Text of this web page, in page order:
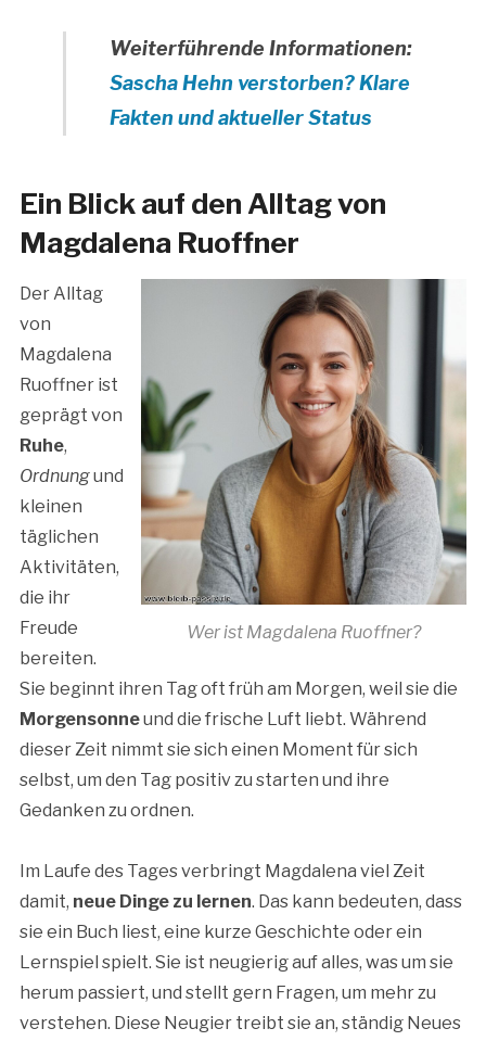
Weiterführende Informationen:
Sascha Hehn verstorben? Klare
Fakten und aktueller Status
Ein Blick auf den Alltag von
Magdalena Ruoffner
Wer ist Magdalena Ruoffner?
Der Alltag
von
Magdalena
Ruoffner ist
geprägt von
Ruhe,
Ordnungund
kleinen
täglichen
Aktivitäten,
die ihr
Freude
bereiten.
Sie beginnt ihren Tag oft früh am Morgen, weil sie die
Morgensonneund die frische Luft liebt. Während
dieser Zeit nimmt sie sich einen Moment für sich
selbst, um den Tag positiv zu starten und ihre
Gedanken zu ordnen.
Im Laufe des Tages verbringt Magdalena viel Zeit
damit, neue Dinge zu lernen. Das kann bedeuten, dass
sie ein Buch liest, eine kurze Geschichte oder ein
Lernspiel spielt. Sie ist neugierig auf alles, was um sie
herum passiert, und stellt gern Fragen, um mehr zu
verstehen. Diese Neugier treibt sie an, ständig Neues